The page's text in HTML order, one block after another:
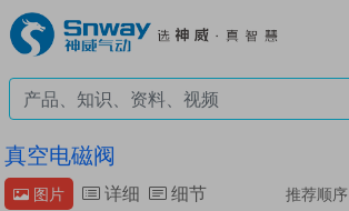
真空电磁阀
图片 详细 细节 推荐顺序